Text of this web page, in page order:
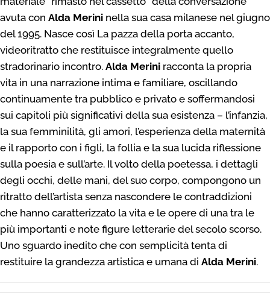
avuta con Alda Merini nella sua casa milanese nel giugno
del 1995. Nasce così La pazza della porta accanto,
videoritratto che restituisce integralmente quello
stradorinario incontro. Alda Merini racconta la propria
vita in una narrazione intima e familiare, oscillando
continuamente tra pubblico e privato e soffermandosi
sui capitoli più significativi della sua esistenza – l’infanzia,
la sua femminilità, gli amori, l’esperienza della maternità
e il rapporto con i figli, la follia e la sua lucida riflessione
sulla poesia e sull’arte. Il volto della poetessa, i dettagli
degli occhi, delle mani, del suo corpo, compongono un
ritratto dell’artista senza nascondere le contraddizioni
che hanno caratterizzato la vita e le opere di una tra le
più importanti e note figure letterarie del secolo scorso.
Uno sguardo inedito che con semplicità tenta di
restituire la grandezza artistica e umana di Alda Merini.